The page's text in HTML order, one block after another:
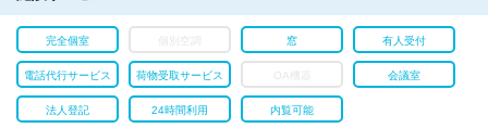
完全個室 個別空調 窓 有人受付
電話代行サービス 荷物受取サービス OA機器 会議室
法人登記 24時間利用 内覧可能